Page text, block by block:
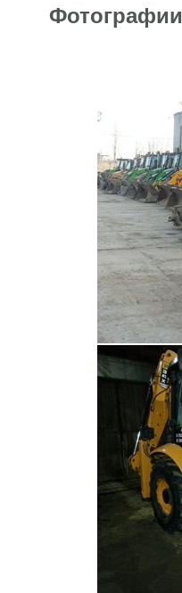
Фотографии